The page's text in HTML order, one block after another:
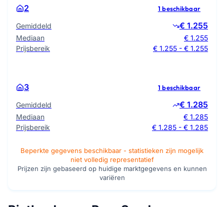
2 1 beschikbaar
Gemiddeld € 1.255
Mediaan
€ 1.255
Prijsbereik
€ 1.255 - € 1.255
3 1 beschikbaar
Gemiddeld € 1.285
Mediaan
€ 1.285
Prijsbereik
€ 1.285 - € 1.285
Beperkte gegevens beschikbaar - statistieken zijn mogelijk
niet volledig representatief
Prijzen zijn gebaseerd op huidige marktgegevens en kunnen
variëren